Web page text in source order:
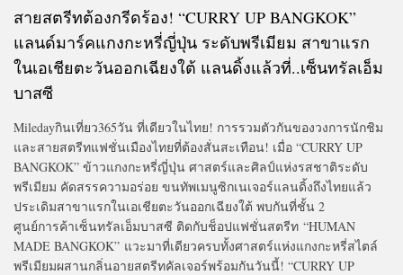
สายสตรีทต้องกรีดร้อง! “CURRY UP BANGKOK”
แลนด์มาร์คแกงกะหรี่ญี่ปุ่น ระดับพรีเมียม สาขาแรก
ในเอเชียตะวันออกเฉียงใต้ แลนดิ้งแล้วที่..เซ็นทรัลเอ็ม
บาสซี
Miledayกินเที่ยว365วัน ที่เดียวในไทย! การรวมตัวกันของวงการนักชิม
และสายสตรีทแฟชั่นเมืองไทยที่ต้องสั่นสะเทือน! เมื่อ “CURRY UP
BANGKOK” ข้าวแกงกะหรี่ญี่ปุ่น ศาสตร์และศิลป์แห่งรสชาติระดับ
พรีเมียม คัดสรรความอร่อย ขนทัพเมนูซิกเนเจอร์แลนดิ้งถึงไทยแล้ว
ประเดิมสาขาแรกในเอเชียตะวันออกเฉียงใต้ พบกันที่ชั้น 2
ศูนย์การค้าเซ็นทรัลเอ็มบาสซี ติดกับช็อปแฟชั่นสตรีท “HUMAN
MADE BANGKOK” แวะมาที่เดียวครบทั้งศาสตร์แห่งแกงกะหรี่สไตล์
พรีเมียมผสานกลิ่นอายสตรีทคัลเจอร์พร้อมกันวันนี้! “CURRY UP